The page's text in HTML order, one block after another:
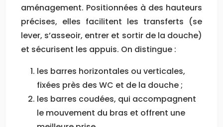
aménagement. Positionnées à des hauteurs
précises, elles facilitent les transferts (se
lever, s’asseoir, entrer et sortir de la douche)
et sécurisent les appuis. On distingue :
les barres horizontales ou verticales,
fixées près des WC et de la douche ;
les barres coudées, qui accompagnent
le mouvement du bras et offrent une